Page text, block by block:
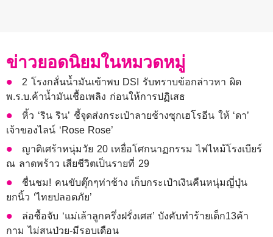
ข่าวยอดนิยมในหมวดหมู่
2 โรงกลั่นน้ำมันเข้าพบ DSI รับทราบข้อกล่าวหา ผิด
พ.ร.บ.ค้าน้ำมันเชื้อเพลิง ก่อนให้การปฏิเสธ
หิ้ว ‘ริน ริน’ ชี้จุดส่งกระเป๋าลายช้างซุกเฮโรอีน ให้ ‘ดา’
เจ้าของไลน์ ‘Rose Rose’
ญาติเศร้าหนุ่มวัย 20 เหยื่อโศกนาฏกรรม ไฟไหม้โรงเบียร์
ณ ลาดพร้าว เสียชีวิตเป็นรายที่ 29
ชื่นชม! คนขับตุ๊กๆท่าช้าง เก็บกระเป๋าเงินคืนหนุ่มญี่ปุ่น
ยกนิ้ว ‘ไทยปลอดภัย’
ล่อซื้อจับ ‘แม่เล้าลูกครึ่งฝรั่งเศส’ บังคับทำร้ายเด็ก13ค้า
กาม ไม่สนป่วย-มีรอบเดือน